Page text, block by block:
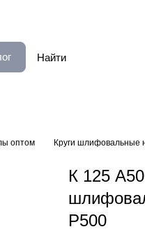
оптом Круги шлифовальные
К 125
Р500